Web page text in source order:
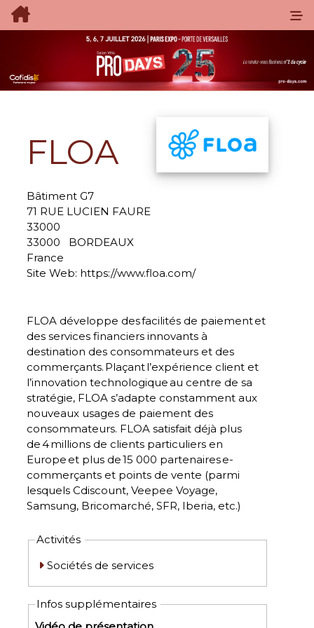
FLOA
Bâtiment G7
71 RUE LUCIEN FAURE
33000
33000
BORDEAUX
France
Site Web: https://www.floa.com/
FLOA développe des facilités de paiement et
des services financiers innovants à
destination des consommateurs et des
commerçants. Plaçant l’expérience client et
l’innovation technologique au centre de sa
stratégie, FLOA s’adapte constamment aux
nouveaux usages de paiement des
consommateurs. FLOA satisfait déjà plus
de 4 millions de clients particuliers en
Europe et plus de 15 000 partenaires e-
commerçants et points de vente (parmi
lesquels Cdiscount, Veepee Voyage,
Samsung, Bricomarché, SFR, Iberia, etc.)
Activités
Sociétés de services
Infos supplémentaires